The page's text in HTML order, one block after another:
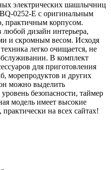
электрических шашлычниц
0252-E с оригинальным
практичным корпусом.
дизайн интерьера,
и скромным весом. Исходя
легко очищается, не
В комплект
для приготовления
морепродуктов и других
можно выделить
безопасности, таймер
модель имеет высокие
на всех сайтах!